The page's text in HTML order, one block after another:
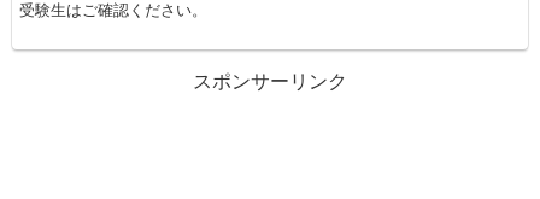
受験生はご確認ください。
スポンサーリンク